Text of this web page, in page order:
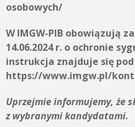
osobowych/
W IMGW-PIB obowiązują
14.06.2024 r. o ochronie
instrukcja znajduje się
https://www.imgw.pl/
Uprzejmie informujemy, że
z wybranymi kandydatami.